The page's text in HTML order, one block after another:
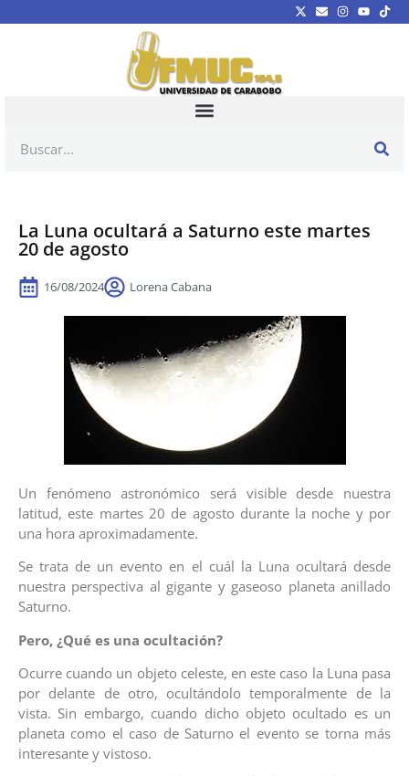
La Luna ocultará a Saturno este martes
20 de agosto
16/08/2024 Lorena Cabana
Un fenómeno astronómico será visible desde nuestra
latitud, este martes 20 de agosto durante la noche y por
una hora aproximadamente.
Se trata de un evento en el cuál la Luna ocultará desde
nuestra perspectiva al gigante y gaseoso planeta anillado
Saturno.
Pero, ¿Qué es una ocultación?
Ocurre cuando un objeto celeste, en este caso la Luna pasa
por delante de otro, ocultándolo temporalmente de la
vista. Sin embargo, cuando dicho objeto ocultado es un
planeta como el caso de Saturno el evento se torna más
interesante y vistoso.